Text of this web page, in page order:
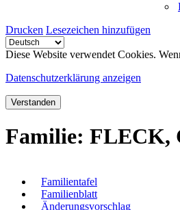
Drucken Lesezeichen hinzufügen
Diese Website verwendet Cookies.
Datenschutzerklärung anzeigen
Verstanden
Familie: FLECK,
Familientafel
Familienblatt
Änderungsvorschlag